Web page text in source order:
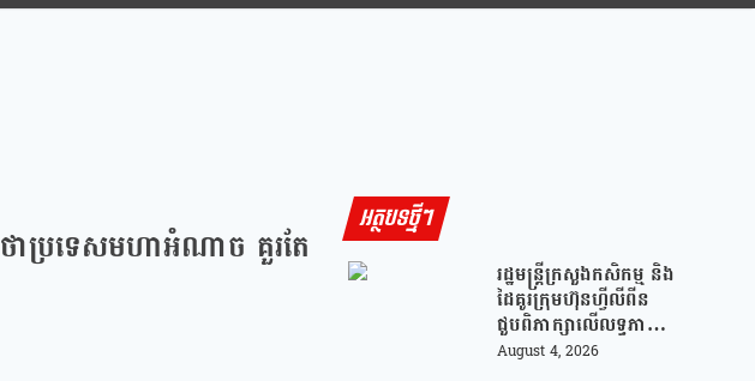
ាប្រទេសមហាអំណាច គួរតែ
អត្ថបទថ្មីៗ
រដ្ឋមន្រ្តីក្រសួងកសិកម្ម និង
ដៃគូរក្រុមហ៊ុនហ្វីលីពីន
ជួបពិភាក្សាលើលទ្ធភាព
ជំរុញការនាំចេញកសិផល
August 4, 2026